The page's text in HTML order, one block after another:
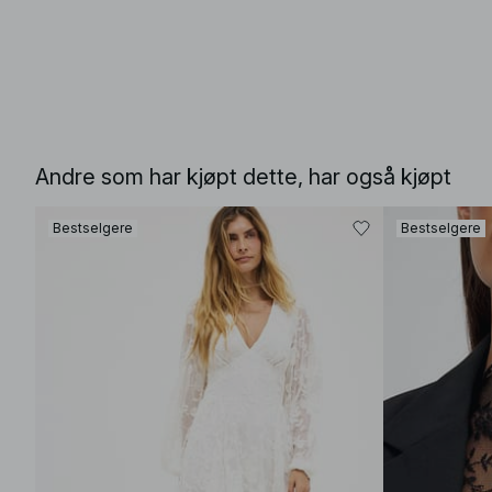
Andre som har kjøpt dette, har også kjøpt
Bestselgere Bestselgere